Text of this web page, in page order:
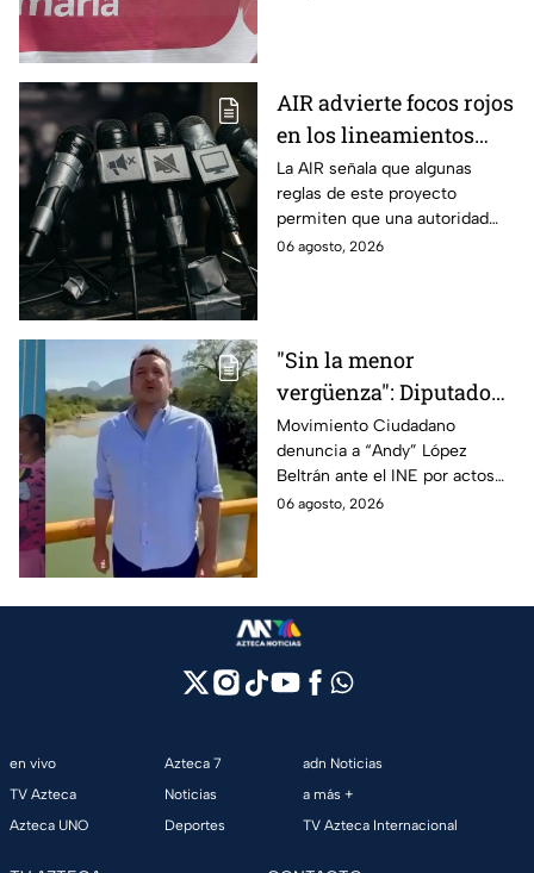
AIR advierte focos rojos
en los lineamientos
para proteger a las
audiencias
La AIR señala que algunas
reglas de este proyecto
permiten que una autoridad
gubernamental supervise,
06 agosto, 2026
"Sin la menor
vergüenza": Diputado
Juan Zavala denuncia
ante el INE a Andy
López Beltrán por
campaña anticipada en
Movimiento Ciudadano
denuncia a “Andy” López
Beltrán ante el INE por actos
anticipados de campaña en
06 agosto, 2026
en vivo
TV Azteca
Azteca UNO
Azteca 7
Noticias
Deportes
adn Noticias
a más +
TV Azteca Internacional